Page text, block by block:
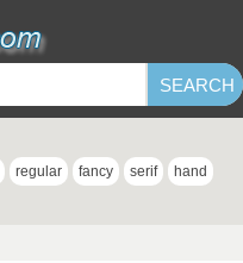
regular fancy serif hand